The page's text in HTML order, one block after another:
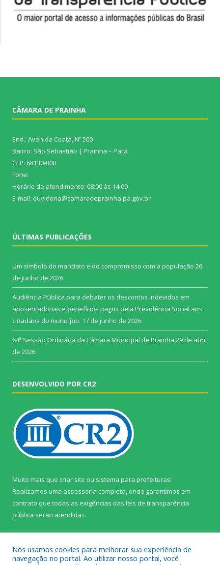
CÂMARA DE PRAINHA
End.: Avenida Coatá, Nº 500
Bairro: São Sebastião | Prainha – Pará
CEP: 68130-000
Fone:
Horário de atendimento: 08:00 às 14:00
E-mail: ouvidoria@camaradeprainha.pa.gov.br
ÚLTIMAS PUBLICAÇÕES
Um símbolo do mandato e do compromisso com a população 26
de junho de 2026
Audiência Pública para debater os descontos indevidos em
aposentadorias e benefícios pagos pela Previdência Social aos
cidadãos do município. 17 de junho de 2026
64ª Sessão Ordinária da Câmara Municipal de Prainha 29 de abril
de 2026
DESENVOLVIDO POR CR2
Muito mais que criar site ou sistema para prefeituras!
Realizamos uma assessoria completa, onde garantimos em
contrato que todas as exigências das leis de transparência
pública serão atendidas.
Nós usamos cookies para melhorar sua experiência de
navegação no portal. Ao utilizar nosso portal, você